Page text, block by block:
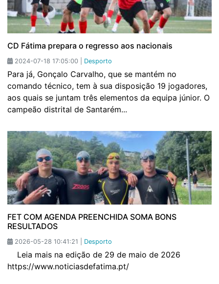
CD Fátima prepara o regresso aos nacionais
2024-07-18 17:05:00 | Desporto
Para já, Gonçalo Carvalho, que se mantém no
comando técnico, tem à sua disposição 19 jogadores,
aos quais se juntam três elementos da equipa júnior. O
campeão distrital de Santarém...
FET COM AGENDA PREENCHIDA SOMA BONS
RESULTADOS
2026-05-28 10:41:21 | Desporto
Leia mais na edição de 29 de maio de 2026
https://www.noticiasdefatima.pt/